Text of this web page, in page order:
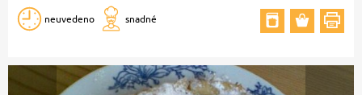
neuvedeno snadné